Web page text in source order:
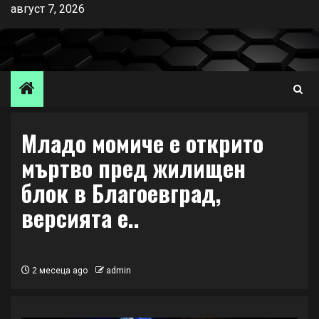
Skip
content
август 7, 2026
Младо момиче е открито
мъртво пред жилищен
блок в Благоевград,
версията е..
2 месеца ago admin